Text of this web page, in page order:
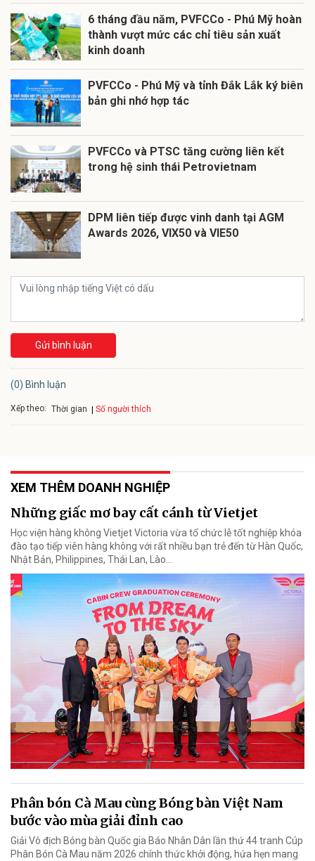
6 tháng đầu năm, PVFCCo - Phú Mỹ hoàn
thành vượt mức các chỉ tiêu sản xuất
kinh doanh
PVFCCo - Phú Mỹ và tỉnh Đắk Lắk ký biên
bản ghi nhớ hợp tác
PVFCCo và PTSC tăng cường liên kết
trong hệ sinh thái Petrovietnam
DPM liên tiếp được vinh danh tại AGM
Awards 2026, VIX50 và VIE50
Gửi bình luận
(0) Bình luận
Xếp theo: Thời gian Số người thích
XEM THÊM DOANH NGHIỆP
Những giấc mơ bay cất cánh từ Vietjet
Học viện hàng không Vietjet Victoria vừa tổ chức lễ tốt nghiệp khóa
đào tạo tiếp viên hàng không với rất nhiều bạn trẻ đến từ Hàn Quốc,
Nhật Bản, Philippines, Thái Lan, Lào…
Phân bón Cà Mau cùng Bóng bàn Việt Nam
bước vào mùa giải đỉnh cao
Giải Vô địch Bóng bàn Quốc gia Báo Nhân Dân lần thứ 44 tranh Cúp
Phân Bón Cà Mau năm 2026 chính thức khởi động, hứa hẹn mang